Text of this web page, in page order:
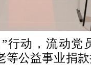
行动，流动党
等公益事业捐